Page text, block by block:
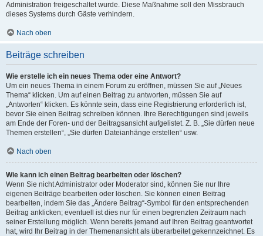
Administration freigeschaltet wurde. Diese Maßnahme soll den Missbrauch
dieses Systems durch Gäste verhindern.
Nach oben
Beiträge schreiben
Wie erstelle ich ein neues Thema oder eine Antwort?
Um ein neues Thema in einem Forum zu eröffnen, müssen Sie auf „Neues
Thema“ klicken. Um auf einen Beitrag zu antworten, müssen Sie auf
„Antworten“ klicken. Es könnte sein, dass eine Registrierung erforderlich ist,
bevor Sie einen Beitrag schreiben können. Ihre Berechtigungen sind jeweils
am Ende der Foren- und der Beitragsansicht aufgelistet. Z. B. „Sie dürfen neue
Themen erstellen“, „Sie dürfen Dateianhänge erstellen“ usw.
Nach oben
Wie kann ich einen Beitrag bearbeiten oder löschen?
Wenn Sie nicht Administrator oder Moderator sind, können Sie nur Ihre
eigenen Beiträge bearbeiten oder löschen. Sie können einen Beitrag
bearbeiten, indem Sie das „Ändere Beitrag“-Symbol für den entsprechenden
Beitrag anklicken; eventuell ist dies nur für einen begrenzten Zeitraum nach
seiner Erstellung möglich. Wenn bereits jemand auf Ihren Beitrag geantwortet
hat, wird Ihr Beitrag in der Themenansicht als überarbeitet gekennzeichnet. Es